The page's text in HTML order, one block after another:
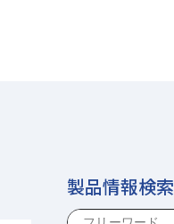
製品情報検索